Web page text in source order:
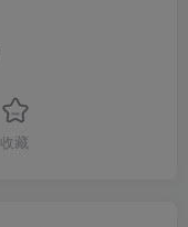
收藏